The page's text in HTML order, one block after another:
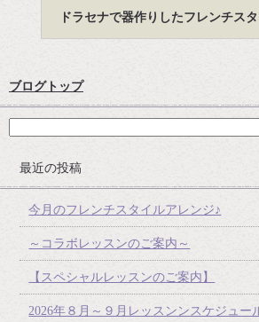
ドラセナで器作りしたフレンチス
ブログトップ
最近の投稿
今月のフレンチスタイルアレンジ♪
～コラボレッスンのご案内～
【スペシャルレッスンのご案内】
2026年８月～９月レッスンンスケジュー